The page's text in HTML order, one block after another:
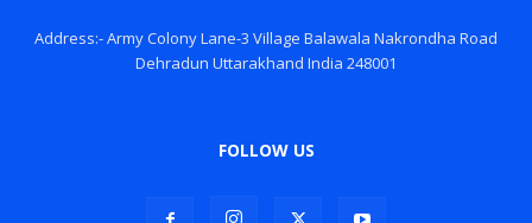
Address:- Army Colony Lane-3 Village Balawala Nakrondha Road
Dehradun Uttarakhand India 248001
FOLLOW US